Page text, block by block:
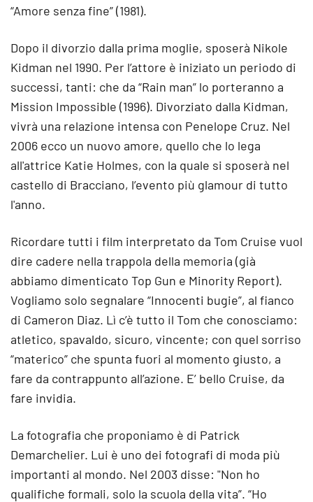
“Amore senza fine” (1981).
Dopo il divorzio dalla prima moglie, sposerà Nikole
Kidman nel 1990. Per l’attore è iniziato un periodo di
successi, tanti: che da “Rain man” lo porteranno a
Mission Impossible (1996). Divorziato dalla Kidman,
vivrà una relazione intensa con Penelope Cruz. Nel
2006 ecco un nuovo amore, quello che lo lega
all'attrice Katie Holmes, con la quale si sposerà nel
castello di Bracciano, l’evento più glamour di tutto
l'anno.
Ricordare tutti i film interpretato da Tom Cruise vuol
dire cadere nella trappola della memoria (già
abbiamo dimenticato Top Gun e Minority Report).
Vogliamo solo segnalare “Innocenti bugie”, al fianco
di Cameron Diaz. Lì c’è tutto il Tom che conosciamo:
atletico, spavaldo, sicuro, vincente; con quel sorriso
“materico” che spunta fuori al momento giusto, a
fare da contrappunto all’azione. E’ bello Cruise, da
fare invidia.
La fotografia che proponiamo è di Patrick
Demarchelier. Lui è uno dei fotografi di moda più
importanti al mondo. Nel 2003 disse: "Non ho
qualifiche formali, solo la scuola della vita”. “Ho